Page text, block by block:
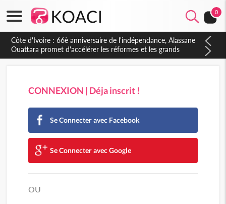
0
Côte d'Ivoire : 66è anniversaire de l'indépendance, Alassane
Ouattara promet d'accélérer les réformes et les grands
investissements pour une nation plus forte et plus prospère
CONNEXION | Déja inscrit !
Se Connecter avec Facebook
Se Connecter avec Google
OU